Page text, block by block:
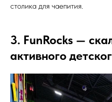
столика для чаепития.
3. FunRocks —
активного